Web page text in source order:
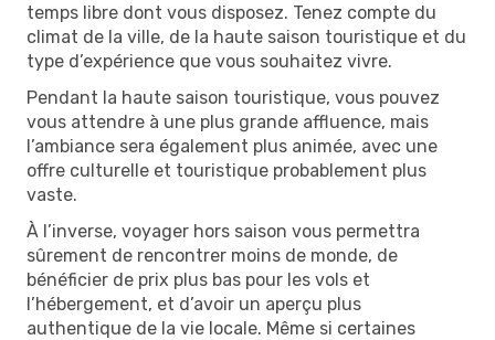
temps libre dont vous disposez. Tenez compte du
climat de la ville, de la haute saison touristique et du
type d’expérience que vous souhaitez vivre.
Pendant la haute saison touristique, vous pouvez
vous attendre à une plus grande affluence, mais
l’ambiance sera également plus animée, avec une
offre culturelle et touristique probablement plus
vaste.
À l’inverse, voyager hors saison vous permettra
sûrement de rencontrer moins de monde, de
bénéficier de prix plus bas pour les vols et
l’hébergement, et d’avoir un aperçu plus
authentique de la vie locale. Même si certaines